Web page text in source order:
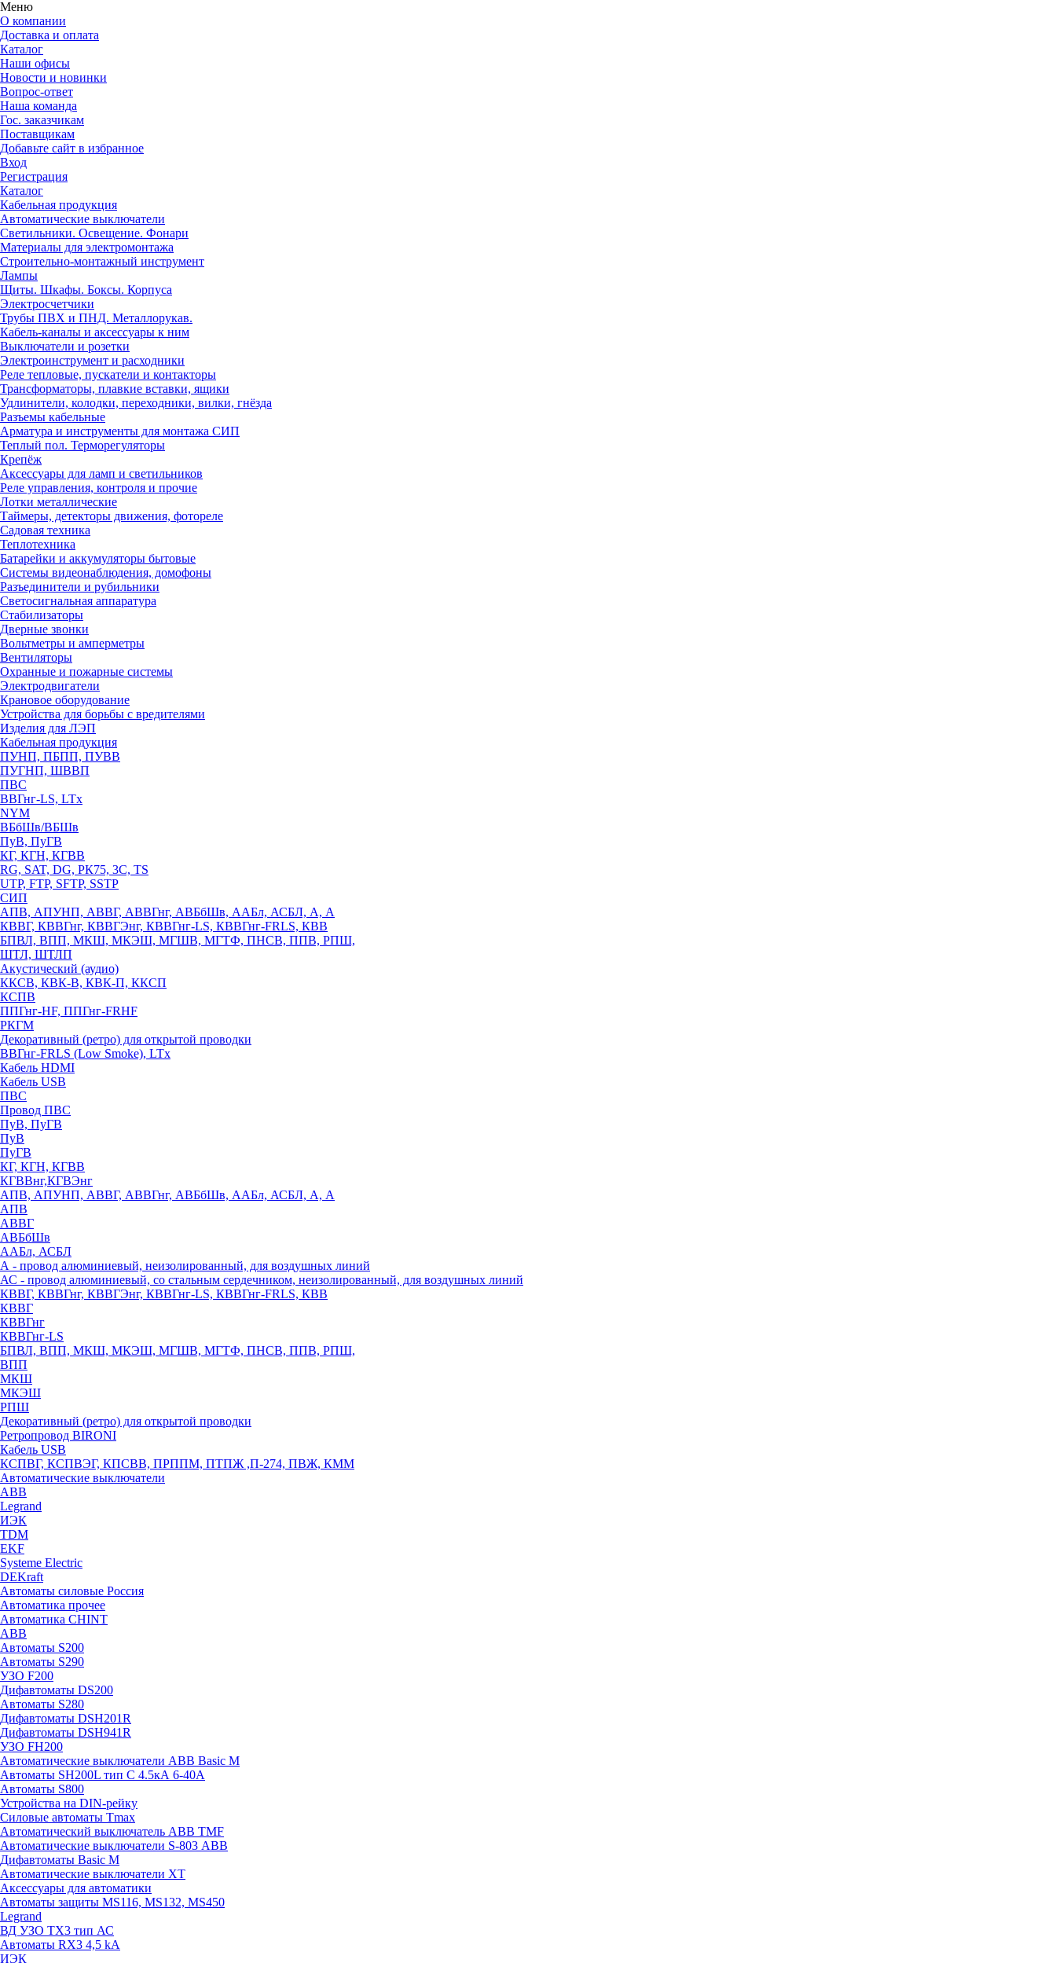
Меню
О компании
Доставка и оплата
Каталог
Наши офисы
Новости и новинки
Вопрос-ответ
Наша команда
Гос. заказчикам
Поставщикам
Добавьте сайт в избранное
Вход
Регистрация
Каталог
Кабельная продукция
Автоматические выключатели
Светильники. Освещение. Фонари
Материалы для электромонтажа
Строительно-монтажный инструмент
Лампы
Щиты. Шкафы. Боксы. Корпуса
Электросчетчики
Трубы ПВХ и ПНД. Металлорукав.
Кабель-каналы и аксессуары к ним
Выключатели и розетки
Электроинструмент и расходники
Реле тепловые, пускатели и контакторы
Трансформаторы, плавкие вставки, ящики
Удлинители, колодки, переходники, вилки, гнёзда
Разъемы кабельные
Арматура и инструменты для монтажа СИП
Теплый пол. Терморегуляторы
Крепёж
Аксессуары для ламп и светильников
Реле управления, контроля и прочие
Лотки металлические
Таймеры, детекторы движения, фотореле
Садовая техника
Теплотехника
Батарейки и аккумуляторы бытовые
Системы видеонаблюдения, домофоны
Разъединители и рубильники
Светосигнальная аппаратура
Стабилизаторы
Дверные звонки
Вольтметры и амперметры
Вентиляторы
Охранные и пожарные системы
Электродвигатели
Крановое оборудование
Устройства для борьбы с вредителями
Изделия для ЛЭП
Кабельная продукция
ПУНП, ПБПП, ПУВВ
ПУГНП, ШВВП
ПВС
ВВГнг-LS, LTx
NYM
ВБбШв/ВБШв
ПуВ, ПуГВ
КГ, КГН, КГВВ
RG, SAT, DG, РК75, 3С, TS
UTP, FTP, SFTP, SSTP
СИП
АПВ, АПУНП, АВВГ, АВВГнг, АВБбШв, ААБл, АСБЛ, А, А
КВВГ, КВВГнг, КВВГЭнг, КВВГнг-LS, КВВГнг-FRLS, КВВ
БПВЛ, ВПП, МКШ, МКЭШ, МГШВ, МГТФ, ПНСВ, ППВ, РПШ,
ШТЛ, ШТЛП
Акустический (аудио)
ККСВ, КВК-В, КВК-П, ККСП
КСПВ
ППГнг-HF, ППГнг-FRHF
РКГМ
Декоративный (ретро) для открытой проводки
ВВГнг-FRLS (Low Smoke), LTx
Кабель HDMI
Кабель USB
ПВС
Провод ПВС
ПуВ, ПуГВ
ПуВ
ПуГВ
КГ, КГН, КГВВ
КГВВнг,КГВЭнг
АПВ, АПУНП, АВВГ, АВВГнг, АВБбШв, ААБл, АСБЛ, А, А
АПВ
АВВГ
АВБбШв
ААБл, АСБЛ
А - провод алюминиевый, неизолированный, для воздушных линий
АС - провод алюминиевый, со стальным сердечником, неизолированный, для воздушных линий
КВВГ, КВВГнг, КВВГЭнг, КВВГнг-LS, КВВГнг-FRLS, КВВ
КВВГ
КВВГнг
КВВГнг-LS
БПВЛ, ВПП, МКШ, МКЭШ, МГШВ, МГТФ, ПНСВ, ППВ, РПШ,
ВПП
МКШ
МКЭШ
РПШ
Декоративный (ретро) для открытой проводки
Ретропровод BIRONI
Кабель USB
КСПВГ, КСПВЭГ, КПСВВ, ПРППМ, ПТПЖ ,П-274, ПВЖ, КММ
Автоматические выключатели
ABB
Legrand
ИЭК
TDM
EKF
Systeme Electric
DEKraft
Автоматы силовые Россия
Автоматика прочее
Автоматика CHINT
ABB
Автоматы S200
Автоматы S290
УЗО F200
Дифавтоматы DS200
Автоматы S280
Дифавтоматы DSH201R
Дифавтоматы DSH941R
УЗО FH200
Автоматические выключатели ABB Basic M
Автоматы SH200L тип С 4.5кА 6-40А
Автоматы S800
Устройства на DIN-рейку
Силовые автоматы Tmax
Автоматический выключатель ABB TMF
Автоматические выключатели S-803 АВВ
Дифавтоматы Basic M
Автоматические выключатели XT
Аксессуары для автоматики
Автоматы защиты MS116, MS132, MS450
Legrand
ВД УЗО TX3 тип АС
Автоматы RX3 4,5 kA
ИЭК